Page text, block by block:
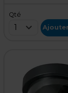
Qté
1